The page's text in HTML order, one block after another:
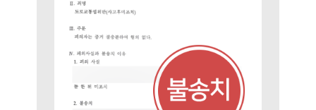
대륜법률상담예약